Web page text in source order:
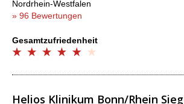
Nordrhein-Westfalen
» 96 Bewertungen
Gesamtzufriedenheit
Helios Klinikum Bonn/Rhein Sieg